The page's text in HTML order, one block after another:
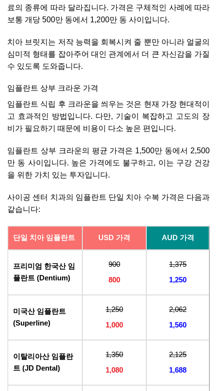
료의 종류에 따라 달라집니다. 가격은 구체적인 사례에 따라
보통 개당 500만 동에서 1,200만 동 사이입니다.
치아 브릿지는 저작 능력을 회복시켜 줄 뿐만 아니라 얼굴의
심미적 형태를 잡아주어 대인 관계에서 더 큰 자신감을 가질
수 있도록 도와줍니다.
임플란트 상부 크라운 가격
임플란트 식립 후 크라운을 씌우는 것은 현재 가장 현대적이
고 효과적인 방법입니다. 다만, 기술이 복잡하고 고도의 장
비가 필요하기 때문에 비용이 다소 높은 편입니다.
임플란트 상부 크라운의 평균 가격은 1,500만 동에서 2,500
만 동 사이입니다. 높은 가격에도 불구하고, 이는 구강 건강
을 위한 가치 있는 투자입니다.
사이공 센터 치과의 임플란트 단일 치아 수복 가격은 다음과
같습니다:
단일 치아 임플란트 USD 가격 AUD 가격
프리미엄 한국산 임
플란트 (Dentium)
900
800
1,375
1,250
미국산 임플란트
(Superline)
1,250
1,000
2,062
1,560
이탈리아산 임플란
트 (JD Dental)
1,350
1,080
2,125
1,688